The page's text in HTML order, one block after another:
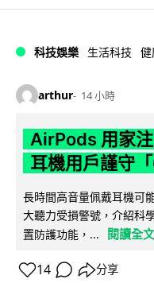
科技娛樂 生活科技
arthur 14 小時
AirPods 用家
耳機用戶謹守
長時間高音量佩戴耳機可
大聽力受損警號，介紹科
置防護功能，...
閱讀全文
14 分享